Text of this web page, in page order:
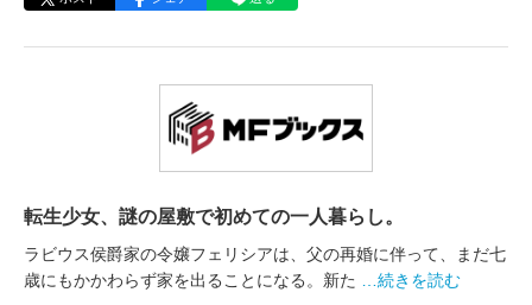
転生少女、謎の屋敷で初めての一人暮らし。
ラビウス侯爵家の令嬢フェリシアは、父の再婚に伴って、まだ七
歳にもかかわらず家を出ることになる。新た
…続きを読む